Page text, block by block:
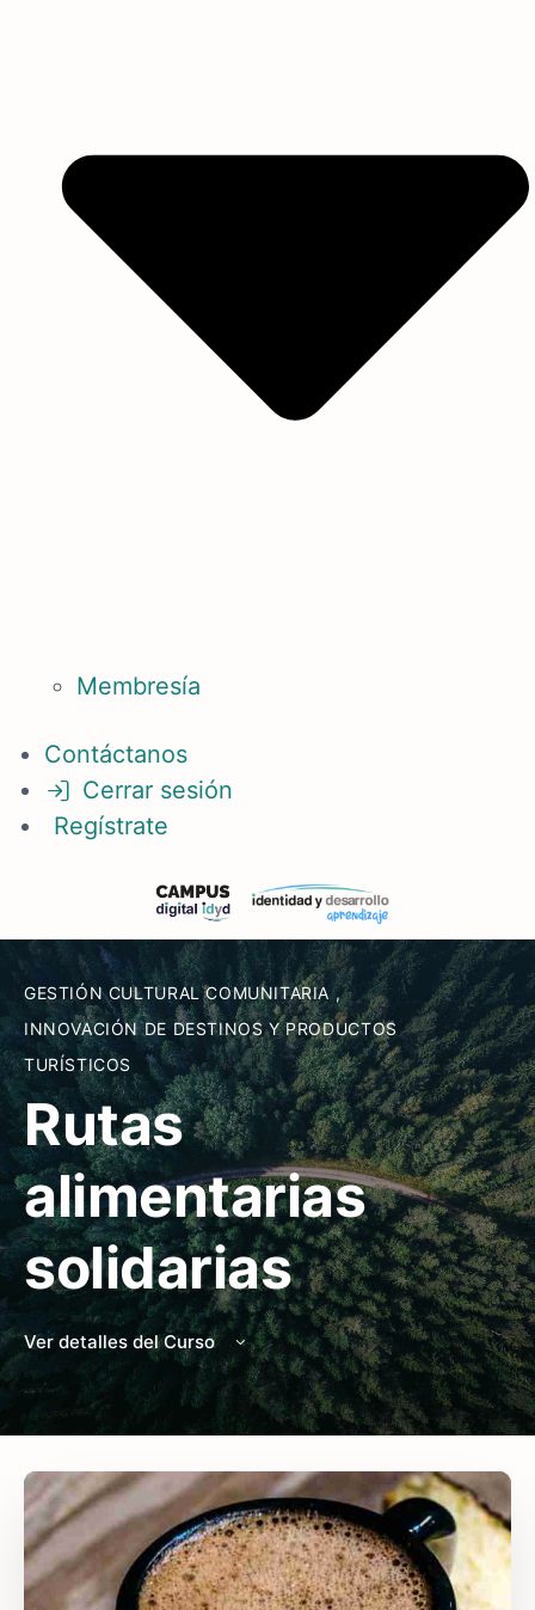
Membresía
Contáctanos
Cerrar sesión
Regístrate
GESTIÓN CULTURAL COMUNITARIA,
INNOVACIÓN DE DESTINOS Y PRODUCTOS
TURÍSTICOS
Rutas
alimentarias
solidarias
Ver detalles del Curso